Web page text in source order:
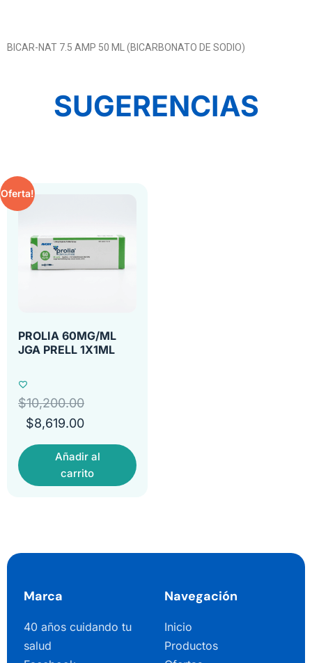
BICAR-NAT 7.5 AMP 50 ML (BICARBONATO DE SODIO)
SUGERENCIAS
Oferta!
PROLIA 60MG/ML
JGA PRELL 1X1ML
$10,200.00
$8,619.00
Añadir al
carrito
Marca
40 años cuidando tu
salud
Navegación
Inicio
Productos